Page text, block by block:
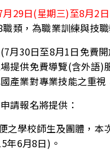
月29日(星期三)至8月2日
類，為職業訓練與技
月30日至8月1日免費
提供免費導覽(含外
產業對專業技能之重
請報名將提供：
之學校師生及團體，
年6月8日)。